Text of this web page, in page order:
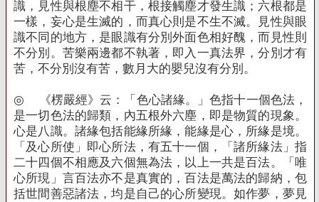
識，見性與根塵不相干，根接觸塵才發生識；六根都是
一樣，妄心是生滅的，而真心則是不生不滅。見性與眼
識不同的地方，是眼識有分別外面色相好醜，而見性則
不分別。苦樂兩邊都不執著，即入一真法界，分別才有
苦，不分別沒有苦，數月大的嬰兒沒有分別。
◎
《楞嚴經》云：「色心諸緣。」色指十一個色法，
是一切色法的歸類，內五根外六塵，即是物質的現象。
心是八識。諸緣包括能緣所緣，能緣是心，所緣是境。
「及心所使」即心所法，有五十一個，「諸所緣法」指
二十四個不相應及六個無為法，以上一共是百法。「唯
心所現」言百法亦不是真實的，百法是萬法的歸納，包
括世間善惡諸法，均是自己的心所變現。如作夢，夢見